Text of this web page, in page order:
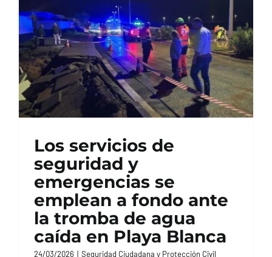
Los servicios de
seguridad y
emergencias se
emplean a fondo ante
la tromba de agua
caída en Playa Blanca
24/03/2026 | Seguridad Ciudadana y Protección Civil